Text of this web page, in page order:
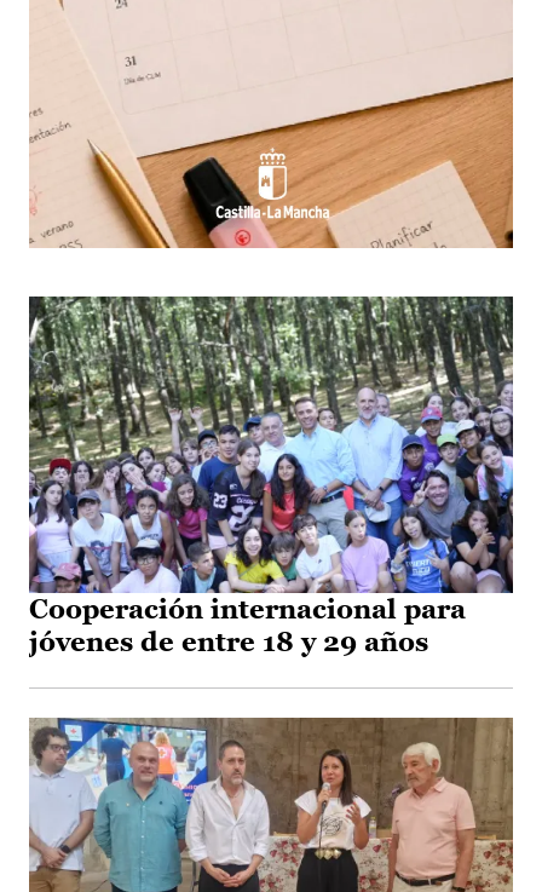
Cooperación internacional para
jóvenes de entre 18 y 29 años